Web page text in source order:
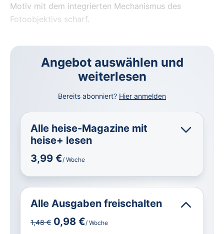
Motiv mit dem integrierten Mechanismus des
Fotoobjektivs scharf.
Angebot auswählen und
weiterlesen
Bereits abonniert? Hier anmelden
Alle heise-Magazine mit
heise+ lesen
3,99 €/ Woche
Alle Ausgaben freischalten
1,48 € 0,98 €/ Woche